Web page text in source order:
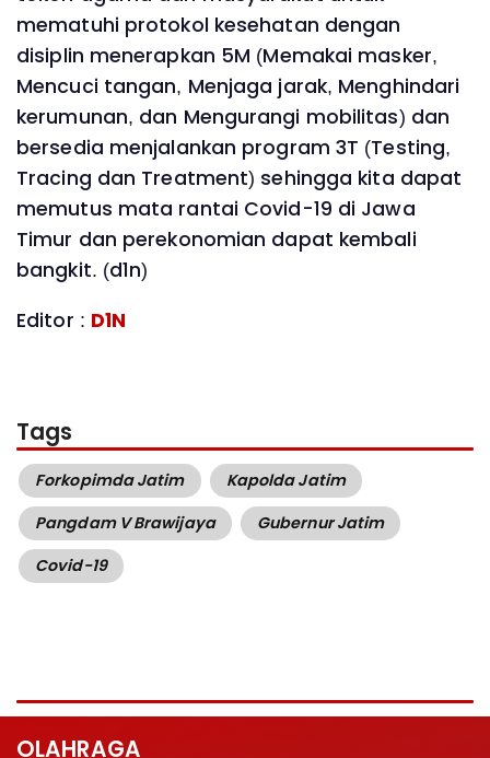
mematuhi protokol kesehatan dengan
disiplin menerapkan 5M (Memakai masker,
Mencuci tangan, Menjaga jarak, Menghindari
kerumunan, dan Mengurangi mobilitas) dan
bersedia menjalankan program 3T (Testing,
Tracing dan Treatment) sehingga kita dapat
memutus mata rantai Covid-19 di Jawa
Timur dan perekonomian dapat kembali
bangkit. (d1n)
Editor : D1N
Tags
Forkopimda Jatim
Kapolda Jatim
Pangdam V Brawijaya
Gubernur Jatim
Covid-19
OLAHRAGA